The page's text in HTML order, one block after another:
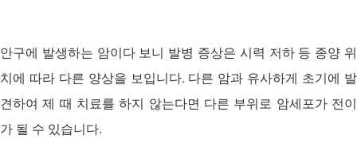
안구에 발생하는 암이다 보니 발병 증상은 시력 저하 등 종양 위
치에 따라 다른 양상을 보입니다. 다른 암과 유사하게 초기에 발
견하여 제 때 치료를 하지 않는다면 다른 부위로 암세포가 전이
가 될 수 있습니다.